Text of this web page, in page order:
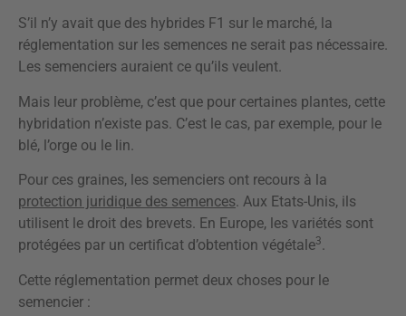
S’il n’y avait que des hybrides F1 sur le marché, la
réglementation sur les semences ne serait pas nécessaire.
Les semenciers auraient ce qu’ils veulent.
Mais leur problème, c’est que pour certaines plantes, cette
hybridation n’existe pas. C’est le cas, par exemple, pour le
blé, l’orge ou le lin.
Pour ces graines, les semenciers ont recours à la
protection juridique des semences. Aux Etats-Unis, ils
utilisent le droit des brevets. En Europe, les variétés sont
protégées par un certificat d’obtention végétale3.
Cette réglementation permet deux choses pour le
semencier :